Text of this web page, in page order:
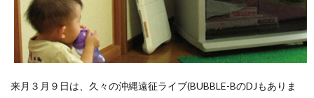
来月３月９日は、久々の沖縄遠征ライブ(BUBBLE-BのDJもありま